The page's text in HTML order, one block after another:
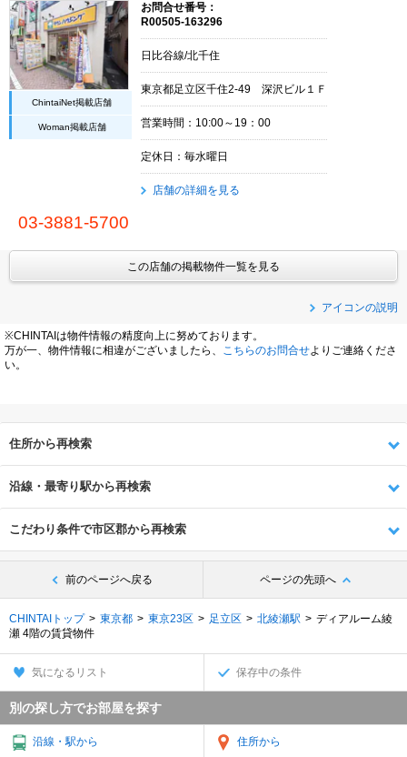
ChintaiNet掲載店舗
Woman掲載店舗
お問合せ番号：
R00505-163296
日比谷線/北千住
東京都足立区千住2-49 深沢ビル１Ｆ
営業時間：10:00～19：00
定休日：毎水曜日
店舗の詳細を見る
03-3881-5700
この店舗の掲載物件一覧を見る
アイコンの説明
※CHINTAIは物件情報の精度向上に努めております。
万が一、物件情報に相違がございましたら、
こちらのお問合せよりご連絡くださ
い。
住所から再検索
沿線・最寄り駅から再検索
こだわり条件で市区郡から再検索
前のページへ戻る ページの先頭へ
CHINTAIトップ 東京都 東京23区 足立区 北綾瀬駅
ディアルーム綾
瀬 4階の賃貸物件
気になるリスト 保存中の条件
別の探し方でお部屋を探す
沿線・駅から 住所から